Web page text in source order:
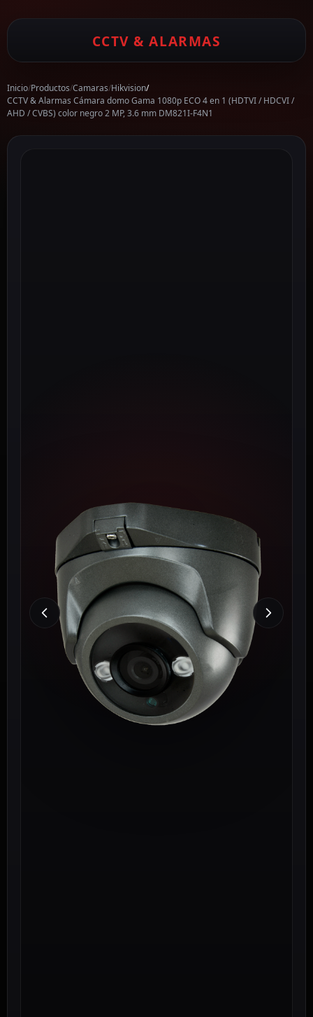
CCTV & ALARMAS
Inicio/Productos/Camaras/Hikvision/
CCTV & Alarmas Cámara domo Gama 1080p ECO 4 en 1 (HDTVI / HDCVI /
AHD / CVBS) color negro 2 MP, 3.6 mm DM821I-F4N1